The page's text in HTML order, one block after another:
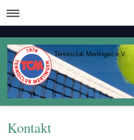
Tennisclub Mertingen e.V.
Kontakt